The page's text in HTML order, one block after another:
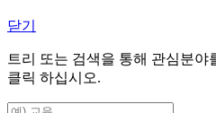
닫기
트리 또는 검색을 통해 관심분야
클릭 하십시오.